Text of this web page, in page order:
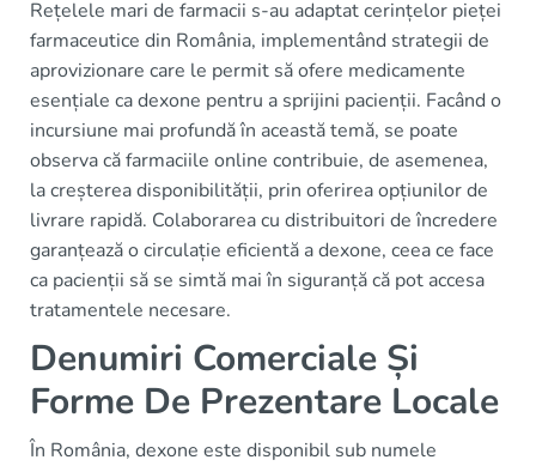
Rețelele mari de farmacii s-au adaptat cerințelor pieței
farmaceutice din România, implementând strategii de
aprovizionare care le permit să ofere medicamente
esențiale ca dexone pentru a sprijini pacienții. Facând o
incursiune mai profundă în această temă, se poate
observa că farmaciile online contribuie, de asemenea,
la creșterea disponibilității, prin oferirea opțiunilor de
livrare rapidă. Colaborarea cu distribuitori de încredere
garanțează o circulație eficientă a dexone, ceea ce face
ca pacienții să se simtă mai în siguranță că pot accesa
tratamentele necesare.
Denumiri Comerciale Și
Forme De Prezentare Locale
În România, dexone este disponibil sub numele